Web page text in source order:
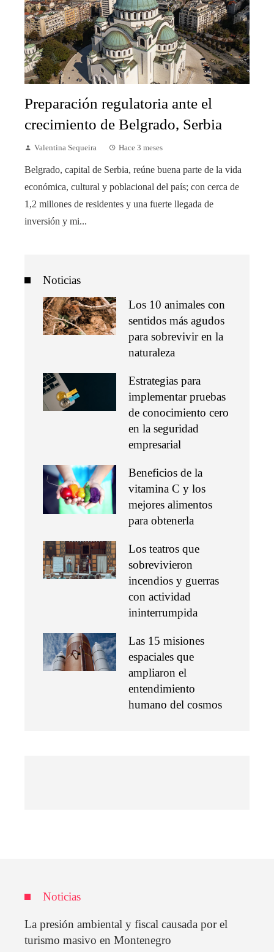
Preparación regulatoria ante el
crecimiento de Belgrado, Serbia
Valentina Sequeira Hace 3 meses
Belgrado, capital de Serbia, reúne buena parte de la vida
económica, cultural y poblacional del país; con cerca de
1,2 millones de residentes y una fuerte llegada de
inversión y mi...
Noticias
Los 10 animales con
sentidos más agudos
para sobrevivir en la
naturaleza
Estrategias para
implementar pruebas
de conocimiento cero
en la seguridad
empresarial
Beneficios de la
vitamina C y los
mejores alimentos
para obtenerla
Los teatros que
sobrevivieron
incendios y guerras
con actividad
ininterrumpida
Las 15 misiones
espaciales que
ampliaron el
entendimiento
humano del cosmos
Noticias
La presión ambiental y fiscal causada por el
turismo masivo en Montenegro